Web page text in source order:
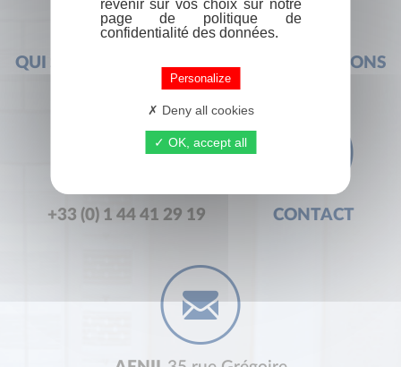
QUI SOMMES-NOUS ? FOIRE AUX QUESTIONS
+33 (0) 1 44 41 29 19 CONTACT
revenir sur vos choix sur notre
page de politique de
confidentialité des données.
Personalize
Deny all cookies
OK, accept all